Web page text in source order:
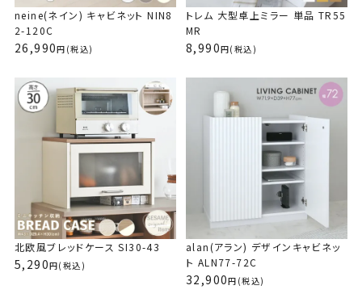
neine(ネイン) キャビネット NIN8
2-120C
26,990 (税込)
トレム 大型卓上ミラー 単品 TR55
MR
8,990 (税込)
北欧風ブレッドケース SI30-43
5,290 (税込)
alan(アラン) デザインキャビネッ
ト ALN77-72C
32,900 (税込)